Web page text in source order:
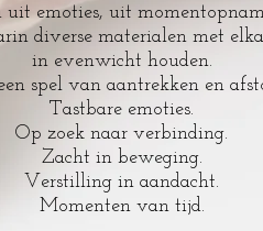
emoties, uit
diverse materialen met
in evenwicht houden.
spel van aantrekken en
Tastbare emoties.
Op zoek naar verbinding.
Zacht in beweging.
Verstilling in aandacht.
Momenten van tijd.